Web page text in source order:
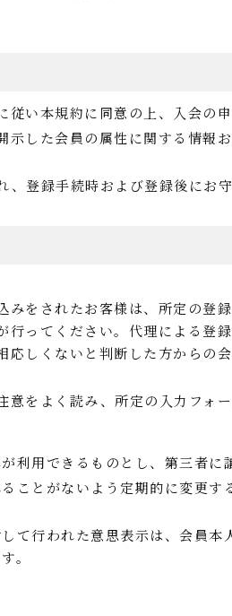
従い本規約に同意の上、入会の
示した会員の属性に関する情報
登録手続時および登録後にお守
みをされたお客様は、所定の登
行ってください。代理による登
しくないと判断した方からの
をよく読み、所定の入力フォ
利用できるものとし、第三者に
ことがないよう定期的に変更
て行われた意思表示は、会員
。